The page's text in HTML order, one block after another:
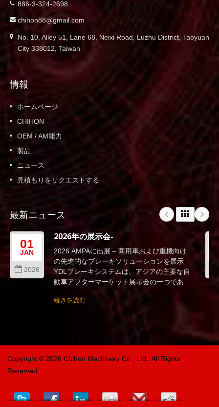
886-3-324-2698
chihon88@gmail.com
No. 10, Alley 51, Lane 68, Neixi Road, Luzhu District, Taoyuan
City 338012, Taiwan
情報
ホームページ
CHIHON
OEM / AM能力
製品
ニュース
見積もりをリクエストする
最新ニュース
01
JAN
2026
2026年の展示会-
2026 AMPAに出展 – 商用車および重機向け
の先進的なブレーキソリューションを展示
YDLブレーキシステムは、アジアの主要な自
動車アフターマーケット展示会の一つである
2026台北AMPA...
続きを読む
Copyright © 2026 Chihon Machinery Co., Ltd.
. All Rights
Reserved.